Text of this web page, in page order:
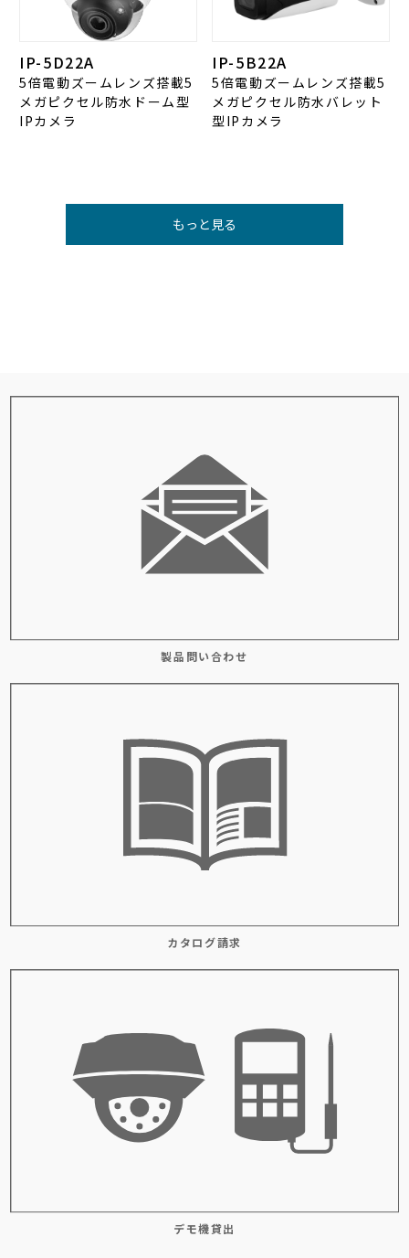
IP-5D22A
5倍電動ズームレンズ搭載5
メガピクセル防水ドーム型
IPカメラ
IP-5B22A
5倍電動ズームレンズ搭載5
メガピクセル防水バレット
型IPカメラ
もっと見る
製品問い合わせ
カタログ請求
デモ機貸出